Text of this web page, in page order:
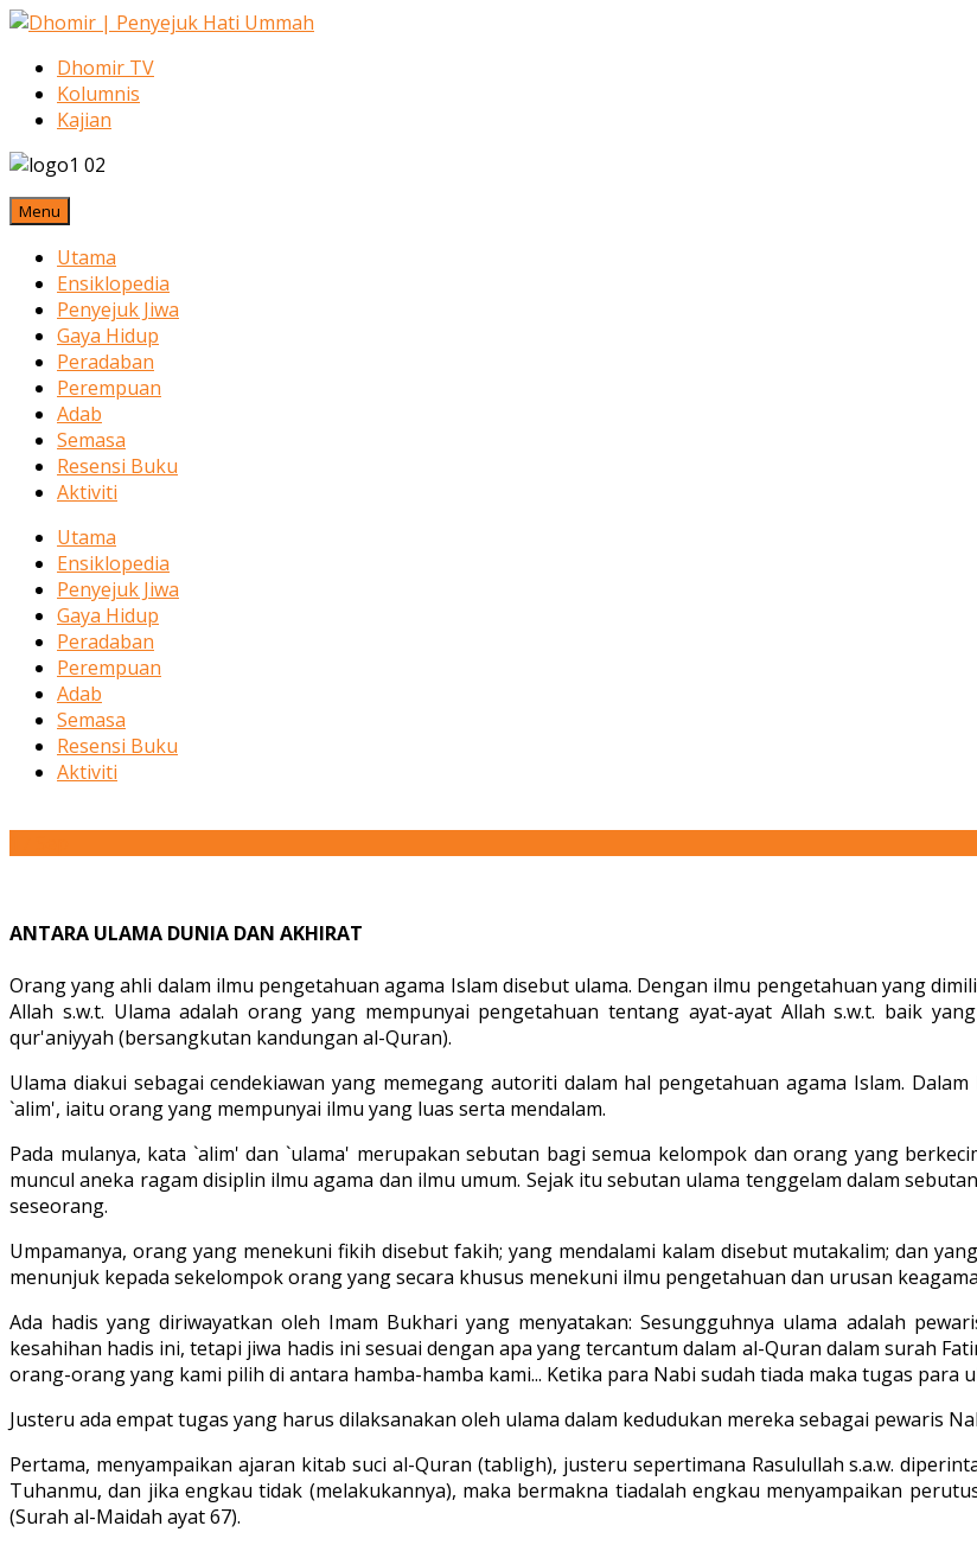
Dhomir TV
Kolumnis
Kajian
Menu
Utama
Ensiklopedia
Penyejuk Jiwa
Gaya Hidup
Peradaban
Perempuan
Adab
Semasa
Resensi Buku
Aktiviti
Utama
Ensiklopedia
Penyejuk Jiwa
Gaya Hidup
Peradaban
Perempuan
Adab
Semasa
Resensi Buku
Aktiviti
ANTARA ULAMA DUNIA DAN AKHIRAT
Orang yang ahli dalam ilmu pengetahuan agama Islam disebut ulama. Dengan ilmu pengetahuan yang
Allah s.w.t. Ulama adalah orang yang mempunyai pengetahuan tentang ayat-ayat Allah s.w.t. baik
qur'aniyyah (bersangkutan kandungan al-Quran).
Ulama diakui sebagai cendekiawan yang memegang autoriti dalam hal pengetahuan agama Islam.
`alim', iaitu orang yang mempunyai ilmu yang luas serta mendalam.
Pada mulanya, kata `alim' dan `ulama' merupakan sebutan bagi semua kelompok dan orang yang
muncul aneka ragam disiplin ilmu agama dan ilmu umum. Sejak itu sebutan ulama tenggelam dalam
seseorang.
Umpamanya, orang yang menekuni fikih disebut fakih; yang mendalami kalam disebut mutakalim; dan
menunjuk kepada sekelompok orang yang secara khusus menekuni ilmu pengetahuan dan urusan
Ada hadis yang diriwayatkan oleh Imam Bukhari yang menyatakan: Sesungguhnya ulama adalah
kesahihan hadis ini, tetapi jiwa hadis ini sesuai dengan apa yang tercantum dalam al-Quran dalam surah
orang-orang yang kami pilih di antara hamba-hamba kami... Ketika para Nabi sudah tiada maka tugas para
Justeru ada empat tugas yang harus dilaksanakan oleh ulama dalam kedudukan mereka sebagai pewaris
Pertama, menyampaikan ajaran kitab suci al-Quran (tabligh), justeru sepertimana Rasulullah s.a.w.
Tuhanmu, dan jika engkau tidak (melakukannya), maka bermakna tiadalah engkau menyampaikan
(Surah al-Maidah ayat 67).